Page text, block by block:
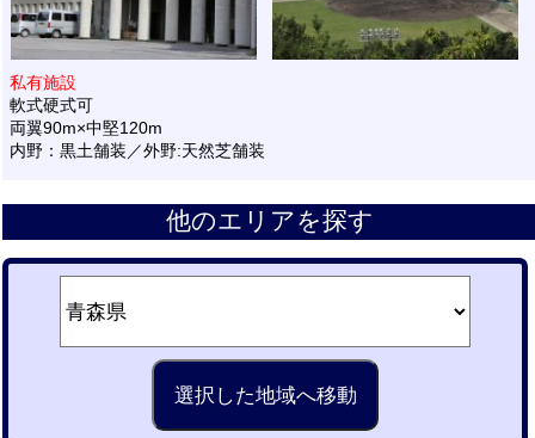
私有施設
軟式硬式可
両翼90m×中堅120m
内野：黒土舗装／外野:天然芝舗装
他のエリアを探す